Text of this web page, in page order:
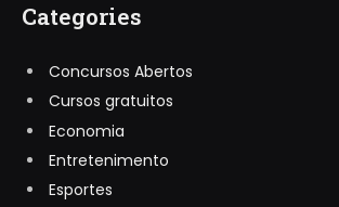
Categories
Concursos Abertos
Cursos gratuitos
Economia
Entretenimento
Esportes